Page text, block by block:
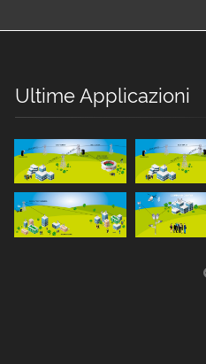
Ultime Applicazioni